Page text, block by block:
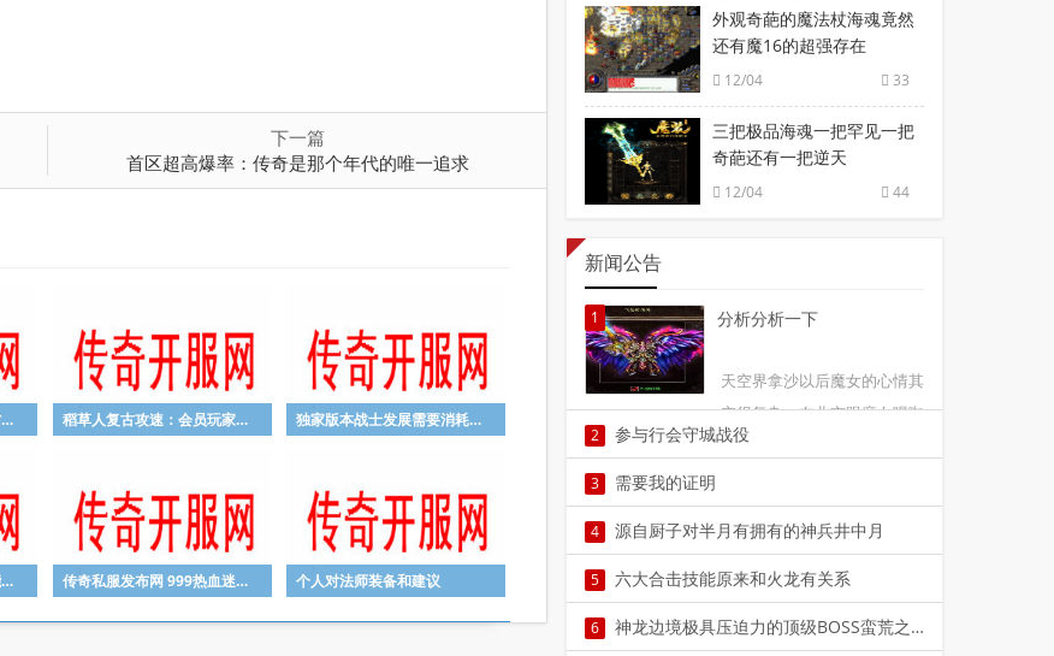
下一篇
首区超高爆率：传奇是那个年代的唯一追求
剧情神器：游戏中最省钱省时的赚钱方法 稻草人复古攻速：会员玩家如何利用自身的优势 独家版本战士发展需要消耗大量时间和精力
最新超变传奇网址法师技能熟练度直接影响战力 传奇私服发布网 999热血迷失版本高手分享各大职业的PK技能 个人对法师装备和建议
外观奇葩的魔法杖海魂竟然
还有魔16的超强存在
12/04 33
三把极品海魂一把罕见一把
奇葩还有一把逆天
12/04 44
新闻公告
1 分析分析一下
天空界拿沙以后魔女的心情其
实很复杂。在北京跟魔女喝咖
啡的时候魔女说到当时她有2
统的1
2 参与行会守城战役
本文由小编卫华丽参与行会守城战役当年玩到这
款游戏的时候，很多事情在今天看来是难以想象
的。记得当时任何一名玩2
3 需要我的证明
本文由小编谯玉楠需要我的证明你别开玩笑了，
我还要回寝室呢。我声音发颤的说。 要我证明
4 源自厨子对半月有拥有的神兵井中月
本文由小编萧鸿朗源自厨子对半月有拥有的神兵
井中月传奇私服复古版本中早年的战士大佬手持
炼狱，再牛一些的大佬手4
5 六大合击技能原来和火龙有关系
本文由小编年可馨六大合击技能原来和火龙有关
系声明：本文为小老弟原创故事，并好私服版
6 神龙边境极具压迫力的顶级BOSS蛮荒之王